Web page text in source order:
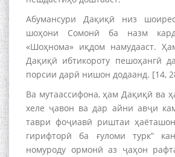
Абумансури Дақиқӣ низ
шоҳони Сомонӣ ба назм
«Шоҳнома» иқдом намудааст.
Дақиқӣ ибтикороту пешоҳангӣ
порсии дарӣ нишон додаанд. [14,
Ва мутаассифона, ҳам Дақиқӣ ва
хеле ҷавон ва дар айни авҷи
таври фоҷиавӣ риштаи
гирифторӣ ба ғуломи турк”
номуроду ормонӣ аз ҷаҳон